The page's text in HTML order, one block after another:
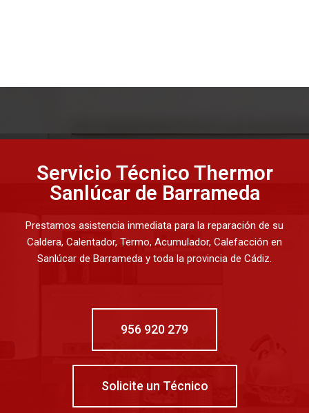
Servicio Técnico Thermor
Sanlúcar de Barrameda
Prestamos asistencia inmediata para la reparación de su
Caldera, Calentador, Termo, Acumulador, Calefacción en
Sanlúcar de Barrameda y toda la provincia de Cádiz.
956 920 279
Solicite un Técnico